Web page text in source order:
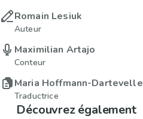
Romain Lesiuk
Auteur
Maximilian Artajo
Conteur
Maria Hoffmann-Dartevelle
Traductrice
Découvrez également